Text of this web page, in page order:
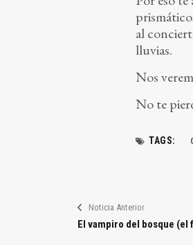
al
lluvias.
Nos
No te
TAGS:
Noticia Anterior
El vampiro del bosque (el